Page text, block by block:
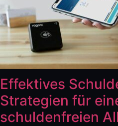
Effektives
Strategien für
schuldenfreien